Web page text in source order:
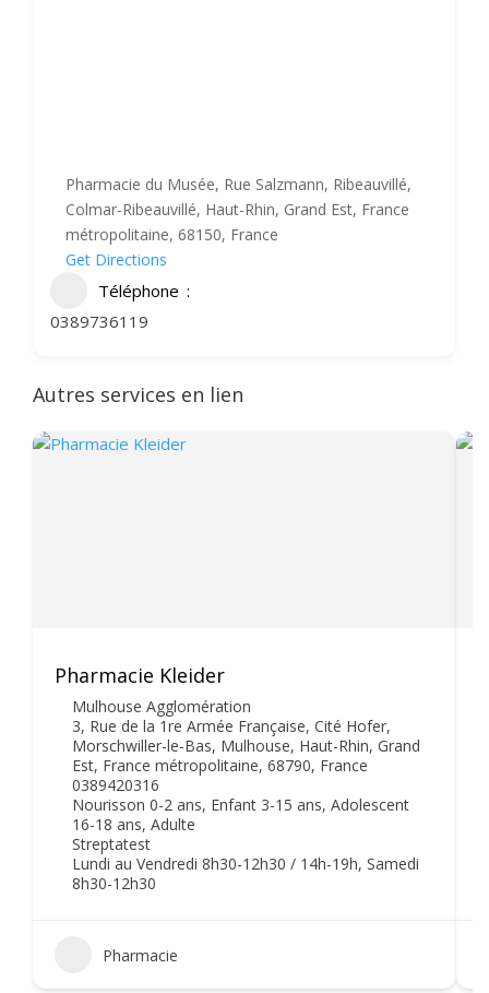
Pharmacie du Musée, Rue Salzmann, Ribeauvillé,
Colmar-Ribeauvillé, Haut-Rhin, Grand Est, France
métropolitaine, 68150, France
Get Directions
Téléphone
0389736119
Autres services en lien
Pharmacie Kleider
Mulhouse Agglomération
3, Rue de la 1re Armée Française, Cité Hofer,
Morschwiller-le-Bas, Mulhouse, Haut-Rhin, Grand
Est, France métropolitaine, 68790, France
0389420316
Nourisson 0-2 ans, Enfant 3-15 ans, Adolescent
16-18 ans, Adulte
Streptatest
Lundi au Vendredi 8h30-12h30 / 14h-19h, Samedi
8h30-12h30
Pharmacie